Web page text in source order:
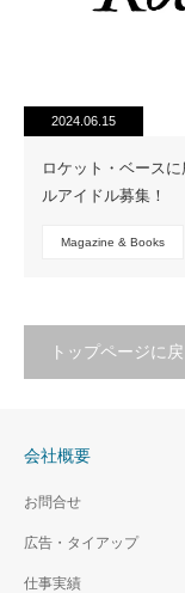
2024.06.15
ロケット・ベース
ルアイドル募集！
Magazine & Books
トップページに
会社概要
お問合せ
広告・タイアップ
仕事実績